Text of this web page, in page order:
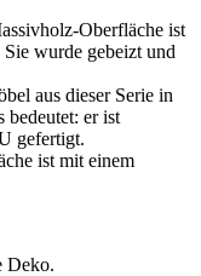
Oberfläche ist
wurde gebeizt und
aus dieser Serie in
bedeutet: er ist
gefertigt.
ist mit einem
Deko.